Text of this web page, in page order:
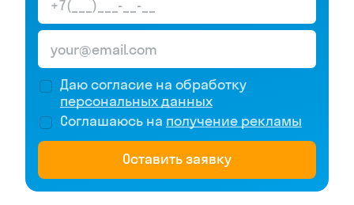
Даю согласие на обработку
персональных данных
Соглашаюсь на получение рекламы
Оставить заявку